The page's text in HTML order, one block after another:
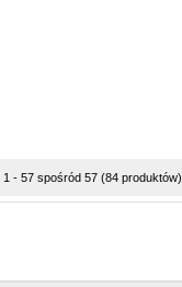
1 - 57 spośród 57 (84 produktów)